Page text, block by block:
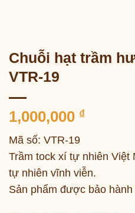
Chuỗi hạt trầm
VTR-19
1,000,000 ₫
Mã số: VTR-19
Trầm tock xí tự nhiên Việt
tự nhiên vĩnh viễn.
Sản phẩm được bảo